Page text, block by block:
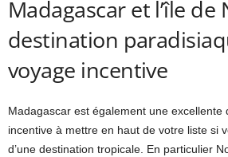
Madagascar et l’île de
destination
voyage incentive
Madagascar est également une excellente
incentive à mettre en haut de votre liste si
d’une destination tropicale. En particulier